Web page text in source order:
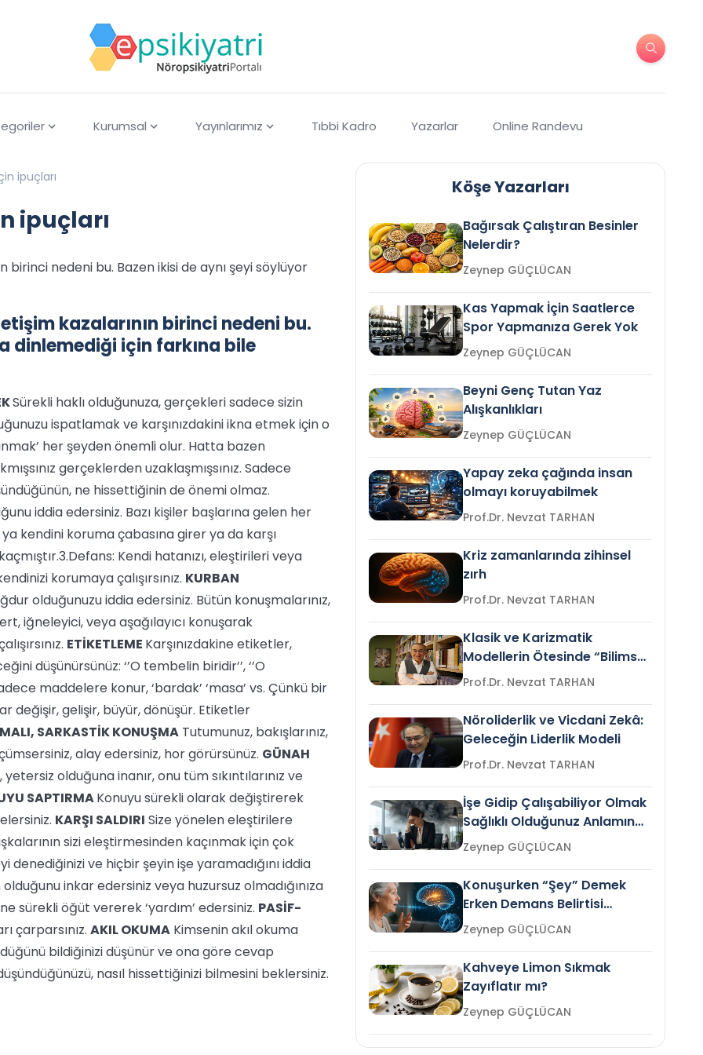
Kurumsal Yayınlarımız Tıbbi Kadro Yazarlar Online Randevu
ipuçları
ipuçları
birinci nedeni bu. Bazen ikisi de aynı şeyi söylüyor
kazalarının birinci nedeni bu.
dinlemediği için farkına bile
Sürekli haklı olduğunuza, gerçekleri sadece sizin
ispatlamak ve karşınızdakini ikna etmek için o
her şeyden önemli olur. Hatta bazen
gerçeklerden uzaklaşmışsınız. Sadece
ne hissettiğinin de önemi olmaz.
iddia edersiniz. Bazı kişiler başlarına gelen her
kendini koruma çabasına girer ya da karşı
Kendi hatanızı, eleştirileri veya
korumaya çalışırsınız. KURBAN
olduğunuzu iddia edersiniz. Bütün konuşmalarınız,
iğneleyici, veya aşağılayıcı konuşarak
ETİKETLEME Karşınızdakine etiketler,
düşünürsünüz: ‘’O tembelin biridir’’, ‘’O
maddelere konur, ‘bardak’ ‘masa’ vs. Çünkü bir
değişir, gelişir, büyür, dönüşür. Etiketler
SARKASTİK KONUŞMA Tutumunuz, bakışlarınız,
alay edersiniz, hor görürsünüz. GÜNAH
yetersiz olduğuna inanır, onu tüm sıkıntılarınız ve
SAPTIRMAKonuyu sürekli olarak değiştirerek
KARŞI SALDIRI Size yönelen eleştirilere
sizi eleştirmesinden kaçınmak için çok
denediğinizi ve hiçbir şeyin işe yaramadığını iddia
inkar edersiniz veya huzursuz olmadığınıza
sürekli öğüt vererek ‘yardım’ edersiniz. PASİF-
çarparsınız. AKIL OKUMA Kimsenin akıl okuma
bildiğinizi düşünür ve ona göre cevap
nasıl hissettiğinizi bilmesini beklersiniz.
Köşe Yazarları
Bağırsak Çalıştıran Besinler
Nelerdir?
Zeynep GÜÇLÜCAN
Kas Yapmak İçin Saatlerce
Spor Yapmanıza Gerek Yok
Zeynep GÜÇLÜCAN
Beyni Genç Tutan Yaz
Alışkanlıkları
Zeynep GÜÇLÜCAN
Yapay zeka çağında insan
olmayı koruyabilmek
Prof.Dr. Nevzat TARHAN
Kriz zamanlarında zihinsel
zırh
Prof.Dr. Nevzat TARHAN
Klasik ve Karizmatik
Modellerin Ötesinde “Bilimsel
Liderlik”
Prof.Dr. Nevzat TARHAN
Nöroliderlik ve Vicdani Zekâ:
Geleceğin Liderlik Modeli
Prof.Dr. Nevzat TARHAN
İşe Gidip Çalışabiliyor Olmak
Sağlıklı Olduğunuz Anlamına
Gelir mi?Zeynep GÜÇLÜCAN
Konuşurken “Şey” Demek
Erken Demans Belirtisi
Olabilir mi?Zeynep GÜÇLÜCAN
Kahveye Limon Sıkmak
Zayıflatır mı?
Zeynep GÜÇLÜCAN